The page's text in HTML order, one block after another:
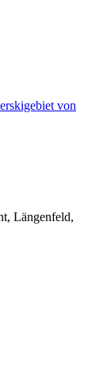
von
Längenfeld,